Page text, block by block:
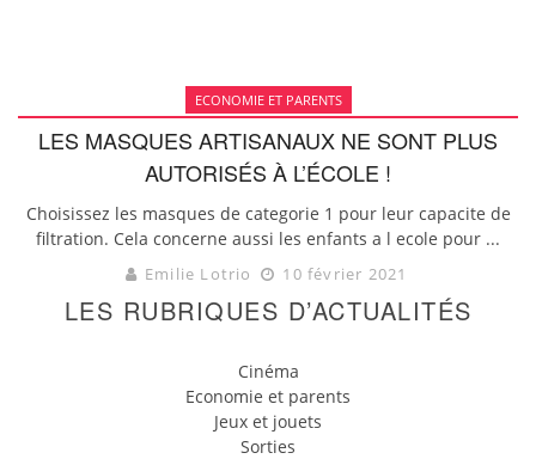
ECONOMIE ET PARENTS
LES MASQUES ARTISANAUX NE SONT PLUS
AUTORISÉS À L’ÉCOLE !
Choisissez les masques de categorie 1 pour leur capacite de
filtration. Cela concerne aussi les enfants a l ecole pour ...
Emilie Lotrio 10 février 2021
LES RUBRIQUES D’ACTUALITÉS
Cinéma
Economie et parents
Jeux et jouets
Sorties